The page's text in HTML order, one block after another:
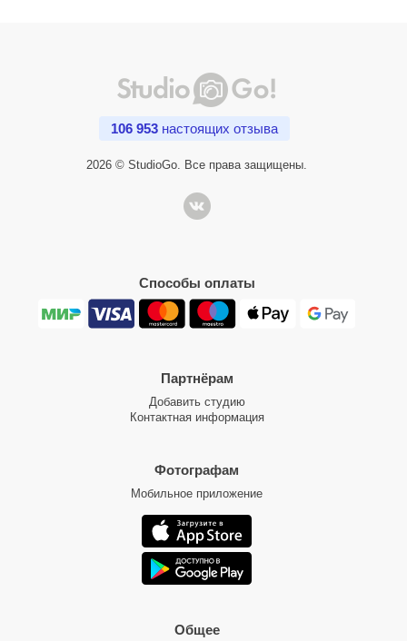
106 953 настоящих отзыва
2026 © StudioGo. Все права защищены.
Способы оплаты
Партнёрам
Добавить студию
Контактная информация
Фотографам
Мобильное приложение
Общее